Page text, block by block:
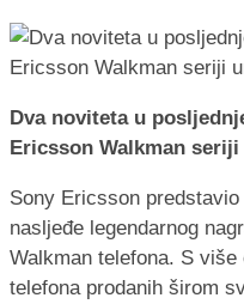
Dva noviteta u
Ericsson Walkman seriji
Sony Ericsson
nasljeđe legendarnog
Walkman telefona. S
telefona prodanih širom